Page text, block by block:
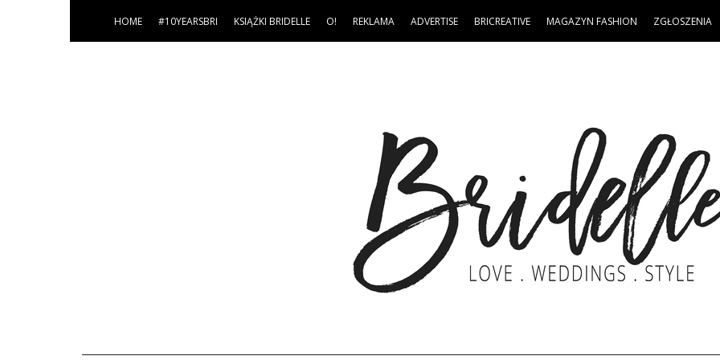
HOME #10YEARSBRI KSIĄŻKI BRIDELLE O! REKLAMA ADVERTISE BRICREATIVE MAGAZYN FASHION ZGŁOSZENIA